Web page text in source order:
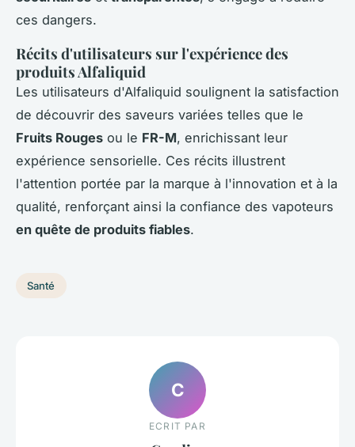
ces dangers.
Récits d'utilisateurs sur l'expérience des
produits Alfaliquid
Les utilisateurs d'Alfaliquid soulignent la satisfaction
de découvrir des saveurs variées telles que le
Fruits Rouges ou le FR-M, enrichissant leur
expérience sensorielle. Ces récits illustrent
l'attention portée par la marque à l'innovation et à la
qualité, renforçant ainsi la confiance des vapoteurs
en quête de produits fiables.
Santé
C
ECRIT PAR